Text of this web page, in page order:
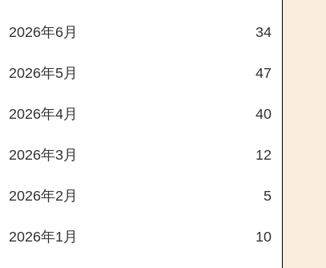
2026年6月 34
2026年5月 47
2026年4月 40
2026年3月 12
2026年2月 5
2026年1月 10